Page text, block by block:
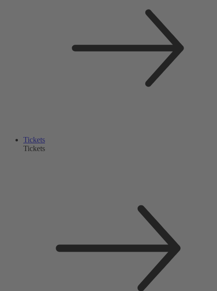
Tickets
Tickets